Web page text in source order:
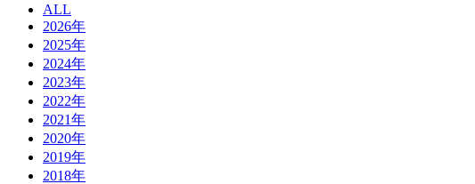
ALL
2026年
2025年
2024年
2023年
2022年
2021年
2020年
2019年
2018年